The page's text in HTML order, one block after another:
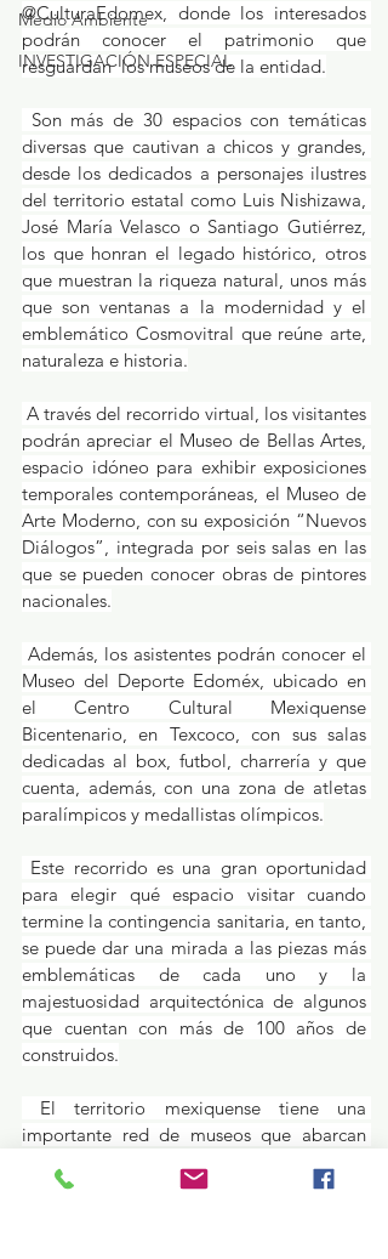
Medio Ambiente
INVESTIGACIÓN ESPECIAL
@CulturaEdomex, donde los interesados
podrán conocer el patrimonio que
resguardan  los museos de la entidad.
diversas que cautivan a chicos y grandes,
desde los dedicados a personajes ilustres
del territorio estatal como Luis Nishizawa,
José María Velasco o Santiago Gutiérrez,
los que honran el legado histórico, otros
que muestran la riqueza natural, unos más
que son ventanas a la modernidad y el
emblemático Cosmovitral que reúne arte,
naturaleza e historia.
podrán apreciar el Museo de Bellas Artes,
espacio idóneo para exhibir exposiciones
temporales contemporáneas, el Museo de
Arte Moderno, con su exposición “Nuevos
Diálogos”, integrada por seis salas en las
que se pueden conocer obras de pintores
nacionales.
Museo del Deporte Edoméx, ubicado en
el Centro Cultural Mexiquense
Bicentenario, en Texcoco, con sus salas
dedicadas al box, futbol, charrería y que
cuenta, además, con una zona de atletas
paralímpicos y medallistas olímpicos.
para elegir qué espacio visitar cuando
termine la contingencia sanitaria, en tanto,
se puede dar una mirada a las piezas más
emblemáticas de cada uno y la
majestuosidad arquitectónica de algunos
que cuentan con más de 100 años de
construidos.
importante red de museos que abarcan
es resguardar, conservar y difundir la